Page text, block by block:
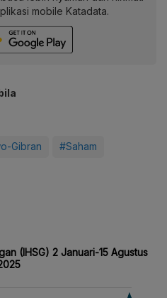
mobile Katadata.
Gibran #Saham